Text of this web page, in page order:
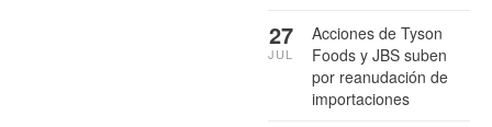
Acciones de Tyson
Foods y JBS suben
por reanudación de
importaciones
27
JUL